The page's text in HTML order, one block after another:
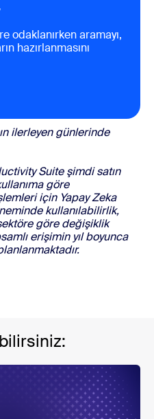
odaklanırken aramayı,
hazırlanmasını
ilerleyen günlerinde
Suite şimdi satın
göre
için Yapay Zeka
kullanılabilirlik,
göre değişiklik
erişimin yıl boyunca